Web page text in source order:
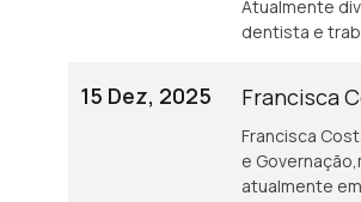
Atualmente
dentista e
15 Dez, 2025 Francisca
Francisca
e
atualmente